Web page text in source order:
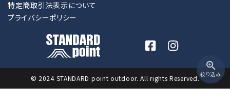
zoom_in
絞り込み
特定商取引法表示について
プライバシーポリシー
© 2024 STANDARD point outdoor. All rights Reserved.